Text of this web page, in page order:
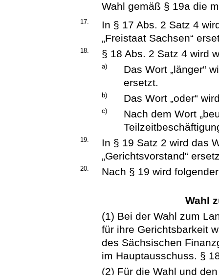
Wahl gemäß § 19a die
17.
In § 17 Abs. 2 Satz 4
„Freistaat Sachsen“
18. § 18 Abs. 2 Satz 4 wird
a)
Das Wort „länger“
ersetzt.
b) Das Wort „oder“
c)
Nach dem Wort
19.
In § 19 Satz 2 wird das
„Gerichtsvorstand“
20. Nach § 19 wird
Wahl
(1) Bei der Wahl zum
für ihre Gerichtsbarkeit
des Sächsischen
im Hauptausschuss. §
(2) Für die Wahl und